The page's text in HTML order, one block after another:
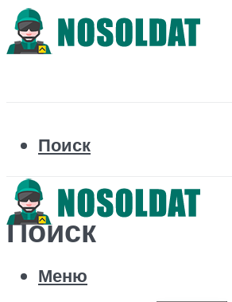
Поиск
Поиск
Меню